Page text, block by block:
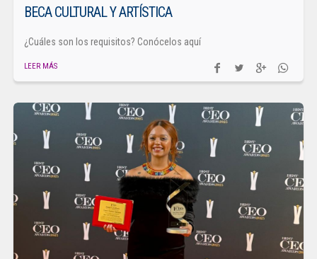
BECA CULTURAL Y ARTÍSTICA
¿Cuáles son los requisitos? Conócelos aquí
LEER MÁS